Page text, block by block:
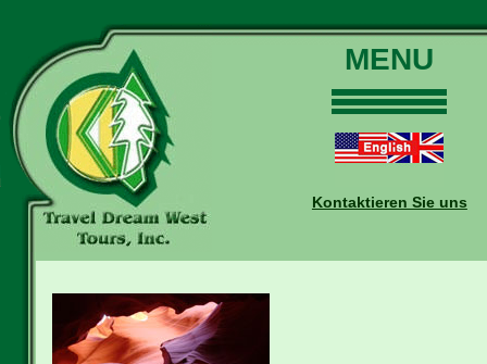
MENU
Touren
Daten und Preise
Buchungen
Kontaktieren Sie uns